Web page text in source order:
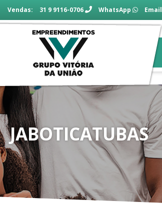
Vendas: 31 9 9116-0706 WhatsApp Email
JABOTICATUBAS